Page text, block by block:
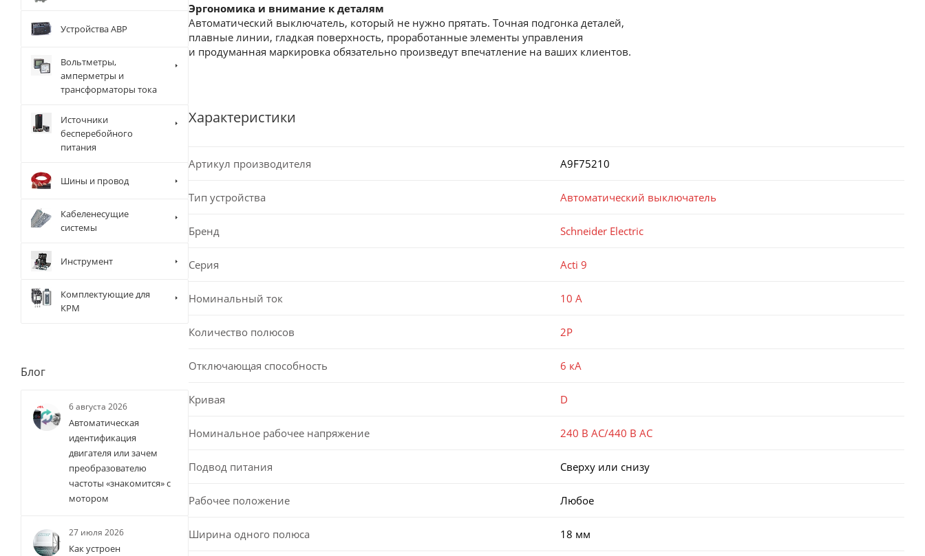
Эргономика и внимание к деталям
Автоматический выключатель, который не нужно прятать. Точная подгонка деталей,
плавные линии, гладкая поверхность, проработанные элементы управления
и продуманная маркировка обязательно произведут впечатление на ваших клиентов.
Характеристики
Артикул производителя A9F75210
Тип устройства Автоматический выключатель
Бренд Schneider Electric
Серия Acti 9
Номинальный ток 10 А
Количество полюсов 2P
Отключающая способность 6 кА
Кривая D
Номинальное рабочее напряжение 240 В AC/440 В AC
Подвод питания Сверху или снизу
Рабочее положение Любое
Ширина одного полюса 18 мм
Устройства АВР
Вольтметры,
амперметры и
трансформаторы тока
Источники
бесперебойного
питания
Шины и провод
Кабеленесущие
системы
Инструмент
Комплектующие для
КРМ
Блог
6 августа 2026
Автоматическая
идентификация
двигателя или зачем
преобразователю
частоты «знакомится» с
мотором
27 июля 2026
Как устроен